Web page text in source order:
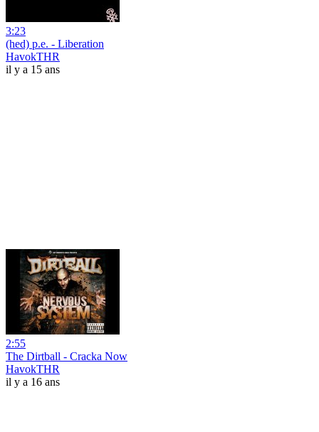
3:23
(hed) p.e. - Liberation
HavokTHR
il y a 15 ans
2:55
The Dirtball - Cracka Now
HavokTHR
il y a 16 ans